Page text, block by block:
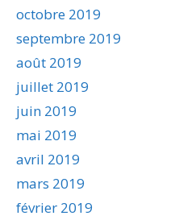
octobre 2019
septembre 2019
août 2019
juillet 2019
juin 2019
mai 2019
avril 2019
mars 2019
février 2019